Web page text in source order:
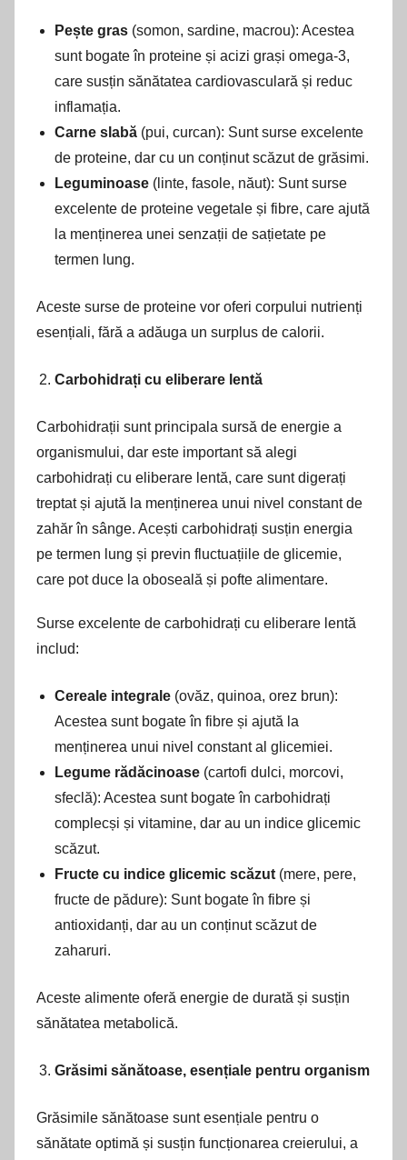
Pește gras (somon, sardine, macrou): Acestea
sunt bogate în proteine și acizi grași omega-3,
care susțin sănătatea cardiovasculară și reduc
inflamația.
Carne slabă (pui, curcan): Sunt surse excelente
de proteine, dar cu un conținut scăzut de grăsimi.
Leguminoase (linte, fasole, năut): Sunt surse
excelente de proteine vegetale și fibre, care ajută
la menținerea unei senzații de sațietate pe
termen lung.
Aceste surse de proteine vor oferi corpului nutrienți
esențiali, fără a adăuga un surplus de calorii.
Carbohidrați cu eliberare lentă
Carbohidrații sunt principala sursă de energie a
organismului, dar este important să alegi
carbohidrați cu eliberare lentă, care sunt digerați
treptat și ajută la menținerea unui nivel constant de
zahăr în sânge. Acești carbohidrați susțin energia
pe termen lung și previn fluctuațiile de glicemie,
care pot duce la oboseală și pofte alimentare.
Surse excelente de carbohidrați cu eliberare lentă
includ:
Cereale integrale (ovăz, quinoa, orez brun):
Acestea sunt bogate în fibre și ajută la
menținerea unui nivel constant al glicemiei.
Legume rădăcinoase (cartofi dulci, morcovi,
sfeclă): Acestea sunt bogate în carbohidrați
complecși și vitamine, dar au un indice glicemic
scăzut.
Fructe cu indice glicemic scăzut (mere, pere,
fructe de pădure): Sunt bogate în fibre și
antioxidanți, dar au un conținut scăzut de
zaharuri.
Aceste alimente oferă energie de durată și susțin
sănătatea metabolică.
Grăsimi sănătoase, esențiale pentru organism
Grăsimile sănătoase sunt esențiale pentru o
sănătate optimă și susțin funcționarea creierului, a